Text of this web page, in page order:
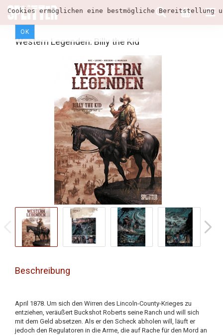
Cookies ermöglichen eine bestmögliche
OK
Western Legenden: Billy the Kid
Beschreibung
April 1878. Um sich den Wirren des Lincoln-County-Krieges zu
entziehen, veräußert Buckshot Roberts seine Ranch und will sich
mit dem Geld absetzen. Als er den Scheck abholen will, läuft er
jedoch den Regulatoren in die Arme, die auf Rache für den Mord an